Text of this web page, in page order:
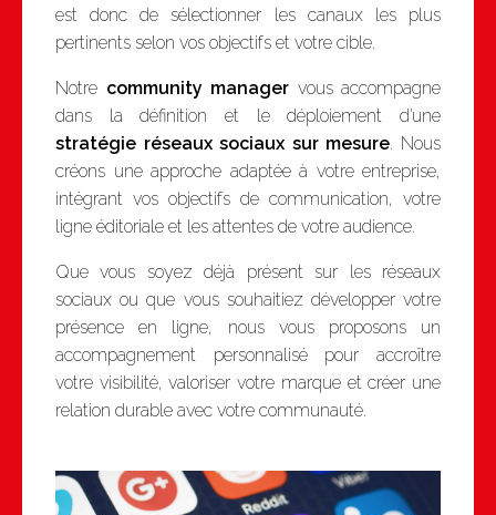
est donc de sélectionner les canaux les plus
pertinents selon vos objectifs et votre cible.
Notre community manager vous accompagne
dans la définition et le déploiement d’une
stratégie réseaux sociaux sur mesure. Nous
créons une approche adaptée à votre entreprise,
intégrant vos objectifs de communication, votre
ligne éditoriale et les attentes de votre audience.
Que vous soyez déjà présent sur les réseaux
sociaux ou que vous souhaitiez développer votre
présence en ligne, nous vous proposons un
accompagnement personnalisé pour accroître
votre visibilité, valoriser votre marque et créer une
relation durable avec votre communauté.